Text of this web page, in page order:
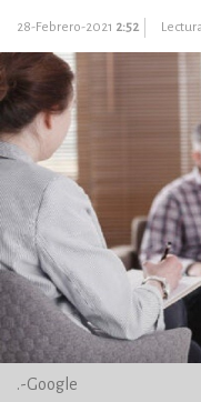
28-Febrero-2021 2:52
.-Google